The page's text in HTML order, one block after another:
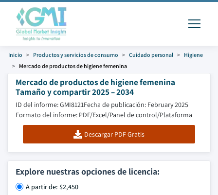
Inicio Productos y servicios de consumo Cuidado personal
Higiene
Mercado de productos de higiene femenina
Mercado de productos de higiene femenina
Tamaño y compartir 2025 – 2034
ID del informe: GMI8121Fecha de publicación: February 2025
Formato del informe: PDF/Excel/Panel de control/Plataforma
Descargar PDF Gratis
Explore nuestras opciones de licencia:
A partir de: $2,450